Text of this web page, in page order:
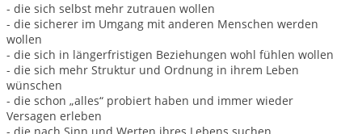
- die sich selbst mehr zutrauen wollen
- die sicherer im Umgang mit anderen Menschen werden
wollen
- die sich in längerfristigen Beziehungen wohl fühlen wollen
- die sich mehr Struktur und Ordnung in ihrem Leben
wünschen
- die schon „alles“ probiert haben und immer wieder
Versagen erleben